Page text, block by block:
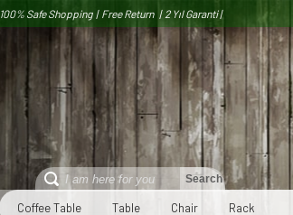
100% Safe Shopping | Free Return | 2 Yıl Garanti |
Coffee Table Table Chair Rack